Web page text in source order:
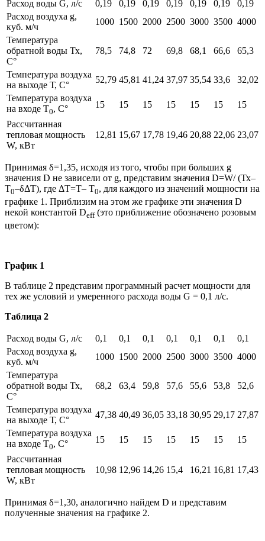
Расход воды G, л/с 0,19 0,19 0,19 0,19 0,19 0,19
0,19
Расход воздуха g,
куб. м/ч
1000 1500 2000 2500 3000 3500 4000
Температура
обратной воды Тх,
C°
78,5 74,8 72 69,8 68,1 66,6 65,3
Температура воздуха
на выходе Т, С°
52,79 45,81 41,24 37,97 35,54 33,6
32,02
Температура воздуха
на входе Т0, С° 15 15 15 15 15 15
15
Рассчитанная
тепловая мощность
W, кВт
12,81 15,67 17,78 19,46 20,88 22,06 23,07
Принимая δ=1,35, исходя из того, чтобы при больших g
значения D не зависели от g, представим значения D=W/ (Тх–
Т0–δΔТ), где ΔТ=Т– Т0, для каждого из значений мощности на
графике 1. Приблизим на этом же графике эти значения D
некой константой Deff(это приближение обозначено розовым
цветом):
График 1
В таблице 2 представим программный расчет мощности для
тех же условий и умеренного расхода воды G = 0,1 л/с.
Таблица 2
Расход воды G, л/с 0,1 0,1 0,1 0,1 0,1 0,1
0,1
Расход воздуха g,
куб. м/ч
1000 1500 2000 2500 3000 3500 4000
Температура
обратной воды Тх,
С°
68,2 63,4 59,8 57,6 55,6 53,8 52,6
Температура воздуха
на выходе Т, С°
47,38 40,49 36,05 33,18 30,95 29,17 27,87
Температура воздуха
на входе Т0, С° 15 15 15 15 15 15
15
Рассчитанная
тепловая мощность
W, кВт
10,98 12,96 14,26 15,4 16,21 16,81 17,43
Принимая δ=1,30, аналогично найдем D и представим
полученные значения на графике 2.